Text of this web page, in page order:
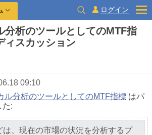
ログイン
分析のツールとしてのMTF指
ィスカッション
09:10
ル分析のツールとしてのMTF指標 はパ
た:
は、現在の市場の状況を分析するプ